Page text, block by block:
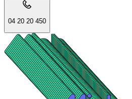
04 20 20 450